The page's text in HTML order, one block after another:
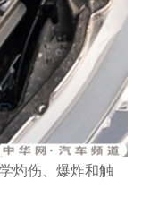
灼伤、爆炸和触